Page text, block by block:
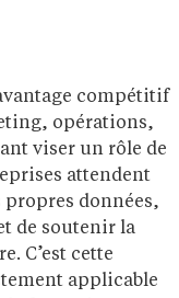
compétitif
opérations,
viser un rôle de
attendent
propres données,
de soutenir la
C’est cette
applicable